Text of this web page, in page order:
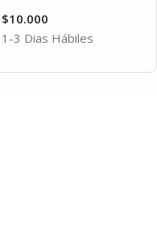
1-3 Dias Hábiles
$10.000